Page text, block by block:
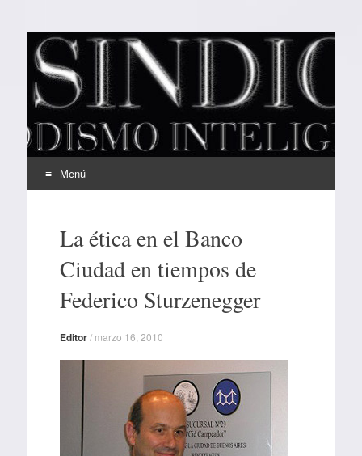
EL SINDICAL
Periodismo Inteligente
Menú
contenidoLa ética en el Banco
Ciudad en tiempos de
Federico Sturzenegger
Editor/ marzo 16, 2010